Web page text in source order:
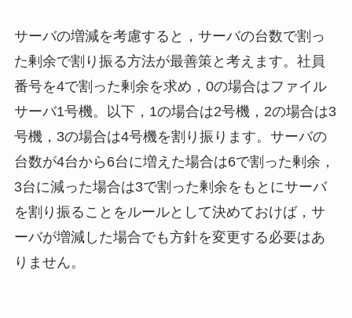
サーバの増減を考慮すると，サーバの台数で割っ
た剰余で割り振る方法が最善策と考えます。社員
番号を4で割った剰余を求め，0の場合はファイル
サーバ1号機。以下，1の場合は2号機，2の場合は3
号機，3の場合は4号機を割り振ります。サーバの
台数が4台から6台に増えた場合は6で割った剰余，
3台に減った場合は3で割った剰余をもとにサーバ
を割り振ることをルールとして決めておけば，サ
ーバが増減した場合でも方針を変更する必要はあ
りません。